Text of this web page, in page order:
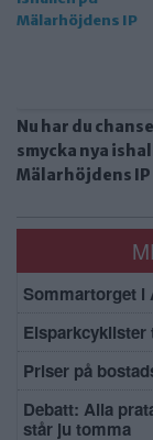
Nu har du
smycka nya
Mälarhöjdens IP
Sommartorget i
Priser på
Debatt: Alla
står ju tomma